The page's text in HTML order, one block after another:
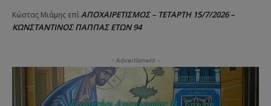
Κώστας Μιάμης επί ΑΠΟΧΑΙΡΕΤΙΣΜΟΣ – ΤΕΤΑΡΤΗ 15/7/2026 –
ΚΩΝΣΤΑΝΤΙΝΟΣ ΠΑΠΠΑΣ ΕΤΩΝ 94
- Advertisment -